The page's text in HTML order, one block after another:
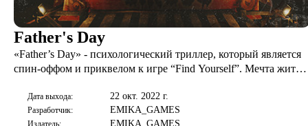
Father's Day
«Father’s Day» - психологический триллер, который является
спин-оффом и приквелом к игре “Find Yourself”. Мечта жить
жену и сына. Одержимый желанием их вернуть он
разрабатывает план.
Дата выхода: 22 окт. 2022 г.
Разработчик: EMIKA_GAMES
Издатель: EMIKA_GAMES